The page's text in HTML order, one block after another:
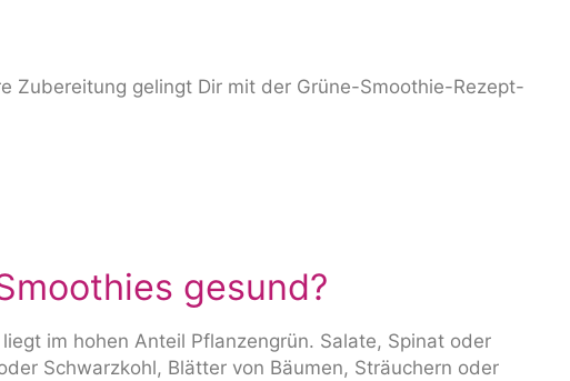
Zubereitung gelingt Dir mit der Grüne-Smoothie-Rezept-
gesund?
im hohen Anteil Pflanzengrün. Salate, Spinat oder
Schwarzkohl, Blätter von Bäumen, Sträuchern oder